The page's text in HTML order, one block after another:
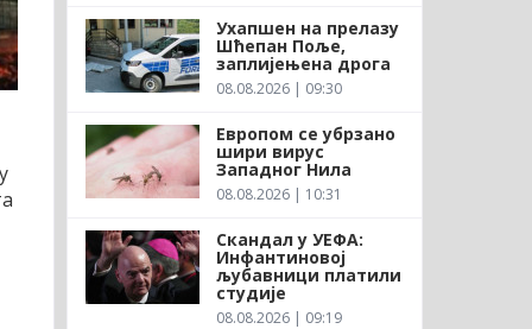
Ухапшен на прелазу
Шћепан Поље,
заплијењена дрога
08.08.2026 | 09:30
Европом се убрзано
шири вирус
Западног Нила
08.08.2026 | 10:31
Скандал у УЕФА:
Инфантиновој
љубавници платили
студије
08.08.2026 | 09:19